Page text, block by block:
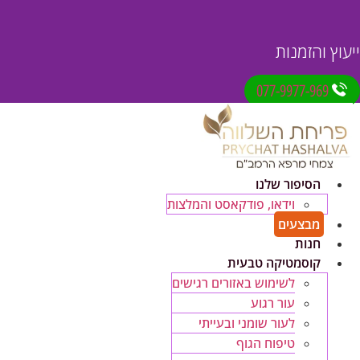
ייעוץ והזמנות
077-9977-969
הסיפור שלנו
וידאו, פודקאסט והמלצות
מבצעים
חנות
קוסמטיקה טבעית
לשימוש באזורים רגישים
עור רגוע
לעור שומני ובעייתי
טיפוח הגוף